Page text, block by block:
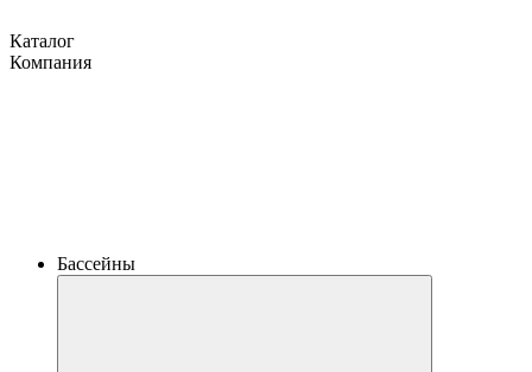
Каталог
Компания
Бассейны